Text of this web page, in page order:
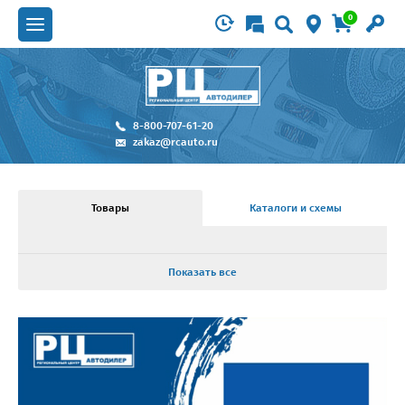
0
8-800-707-61-20
zakaz@rcauto.ru
Товары Каталоги и схемы
Показать все